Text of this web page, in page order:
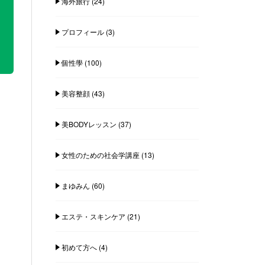
プロフィール(3)
個性學(100)
美容整顔(43)
美BODYレッスン (37)
女性のための社会学講座(13)
まゆみん (60)
エステ・スキンケア (21)
初めて方へ(4)